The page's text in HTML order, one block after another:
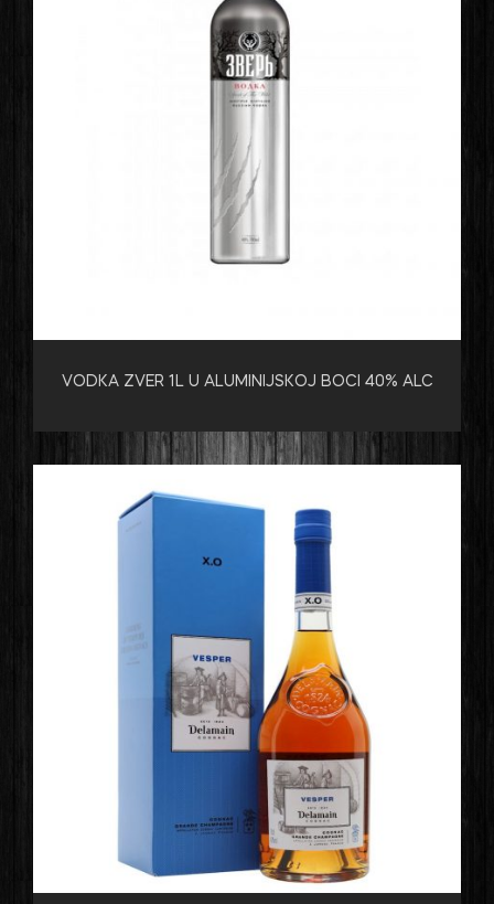
VODKA ZVER 1L U ALUMINIJSKOJ BOCI 40% ALC